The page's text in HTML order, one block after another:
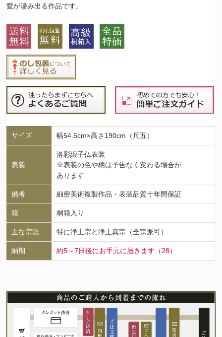
愛が滲み出る作品です。
サイズ 幅54.5cm×高さ190cm（尺五）
表装
洛彩緞子仏表装
※表装の色や柄は予告なく変わる場合が
あります
備考 細密美術複製作品・表装品質十年間保証
箱 桐箱入り
主な宗派 特に浄土宗と浄土真宗（全宗派可）
納期 約5～7日後にお手元に届きます（28）